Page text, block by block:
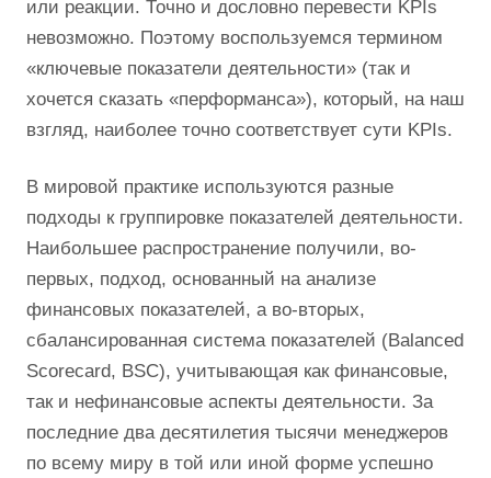
или реакции. Точно и дословно перевести KPIs
невозможно. Поэтому воспользуемся термином
«ключевые показатели деятельности» (так и
хочется сказать «перформанса»), который, на наш
взгляд, наиболее точно соответствует сути KPIs.
В мировой практике используются разные
подходы к группировке показателей деятельности.
Наибольшее распространение получили, во-
первых, подход, основанный на анализе
финансовых показателей, а во-вторых,
сбалансированная система показателей (Balanced
Scoreсard, BSC), учитывающая как финансовые,
так и нефинансовые аспекты деятельности. За
последние два десятилетия тысячи менеджеров
по всему миру в той или иной форме успешно